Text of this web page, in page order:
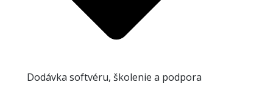
Dodávka softvéru, školenie a podpora